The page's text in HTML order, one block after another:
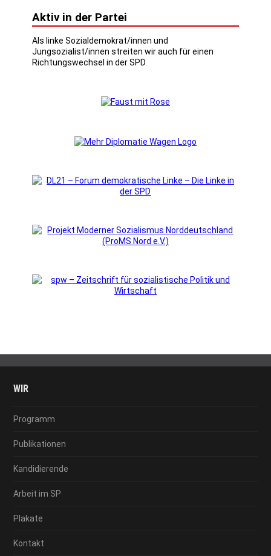
Aktiv in der Partei
Als linke Sozialdemokrat/innen und
Jungsozialist/innen streiten wir auch für einen
Richtungswechsel in der SPD.
WIR
Programm
Publikationen
Kandidierende
Arbeit im SP
Plakate
Kontakt